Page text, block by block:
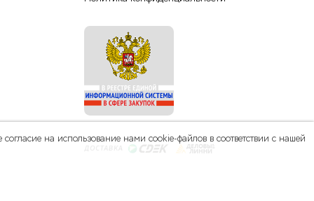
на использование нами cookie-файлов в соответствии с нашей